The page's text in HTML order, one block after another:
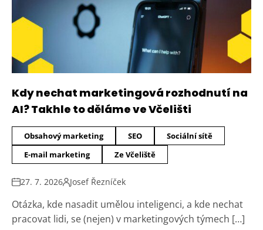
Kdy nechat marketingová rozhodnutí na
AI? Takhle to děláme ve Včelišti
Obsahový marketing SEO
Sociální sítě
E-mail marketing
Ze Včeliště
27. 7. 2026 Josef Řezníček
Otázka, kde nasadit umělou inteligenci, a kde nechat
pracovat lidi, se (nejen) v marketingových týmech […]